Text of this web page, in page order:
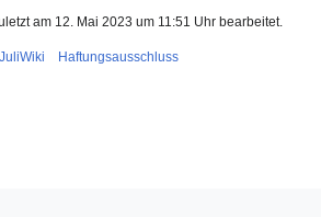
am 12. Mai 2023 um 11:51 Uhr bearbeitet.
Haftungsausschluss